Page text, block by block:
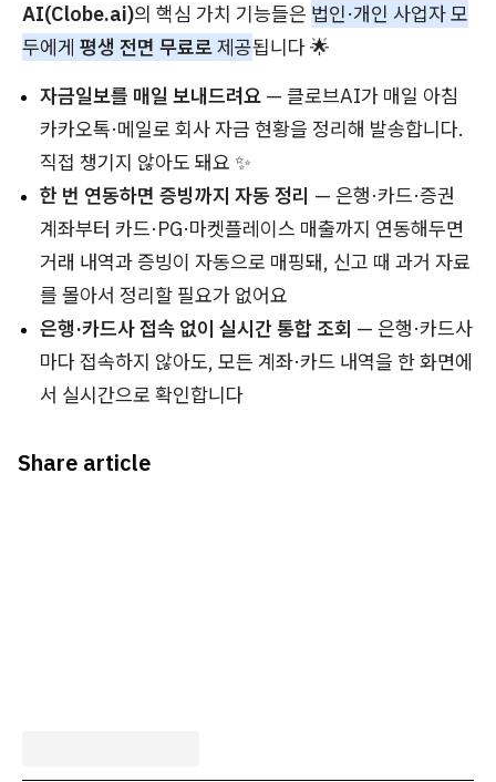
AI(Clobe.ai)의 핵심 가치 기능들은 법인·개인 사업자 모
두에게 평생 전면 무료로제공됩니다 🌟
자금일보를 매일 보내드려요 — 클로브AI가 매일 아침
카카오톡·메일로 회사 자금 현황을 정리해 발송합니다.
직접 챙기지 않아도 돼요 ✨
한 번 연동하면 증빙까지 자동 정리 — 은행·카드·증권
계좌부터 카드·PG·마켓플레이스 매출까지 연동해두면
거래 내역과 증빙이 자동으로 매핑돼, 신고 때 과거 자료
를 몰아서 정리할 필요가 없어요
은행·카드사 접속 없이 실시간 통합 조회 — 은행·카드사
마다 접속하지 않아도, 모든 계좌·카드 내역을 한 화면에
서 실시간으로 확인합니다
Share article